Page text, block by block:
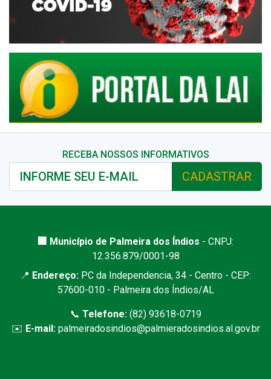
RECEBA NOSSOS INFORMATIVOS
CADASTRAR
🏢 Município de Palmeira dos Índios - CNPJ:
12.356.879/0001-98
📍 Endereço: PC da Independencia, 34 - Centro - CEP:
57600-010 - Palmeira dos Índios/AL
📞 Telefone:(82) 93618-0719
✉️ E-mail: palmeiradosindios@palmieradosindios.al.gov.br